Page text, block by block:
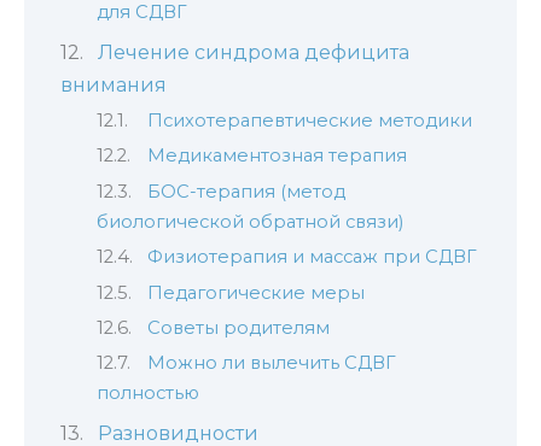
для СДВГ
Лечение синдрома дефицита
внимания
Психотерапевтические методики
Медикаментозная терапия
БОС-терапия (метод
биологической обратной связи)
Физиотерапия и массаж при СДВГ
Педагогические меры
Советы родителям
Можно ли вылечить СДВГ
полностью
Разновидности